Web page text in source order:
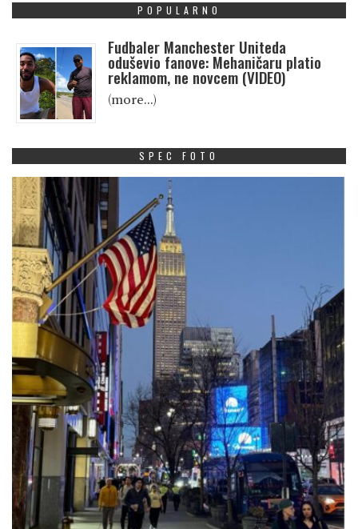
POPULARNO
Fudbaler Manchester Uniteda
oduševio fanove: Mehaničaru platio
reklamom, ne novcem (VIDEO)
(more…)
SPEC FOTO